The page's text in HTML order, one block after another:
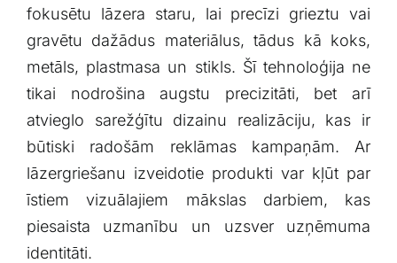
fokusētu lāzera staru, lai precīzi grieztu vai
gravētu dažādus materiālus, ‌tādus kā koks,
metāls, plastmasa un stikls. Šī tehnoloģija ne‌
tikai nodrošina augstu precizitāti, bet arī
atvieglo sarežģītu ⁢dizainu⁤ realizāciju, kas ir⁣
būtiski radošām reklāmas‌ kampaņām. Ar
lāzergriešanu izveidotie produkti var kļūt par
īstiem vizuālajiem mākslas darbiem, ‌kas
piesaista uzmanību⁤ un uzsver uzņēmuma
identitāti.